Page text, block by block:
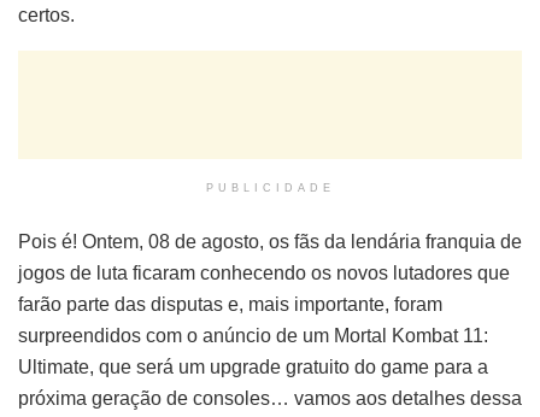
certos.
PUBLICIDADE
Pois é! Ontem, 08 de agosto, os fãs da lendária franquia de
jogos de luta ficaram conhecendo os novos lutadores que
farão parte das disputas e, mais importante, foram
surpreendidos com o anúncio de um Mortal Kombat 11:
Ultimate, que será um upgrade gratuito do game para a
próxima geração de consoles… vamos aos detalhes dessa